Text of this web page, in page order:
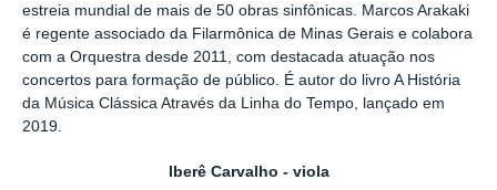
estreia mundial de mais de 50 obras sinfônicas. Marcos Arakaki
é regente associado da Filarmônica de Minas Gerais e colabora
com a Orquestra desde 2011, com destacada atuação nos
concertos para formação de público. É autor do livro A História
da Música Clássica Através da Linha do Tempo, lançado em
2019.
Iberê Carvalho - viola